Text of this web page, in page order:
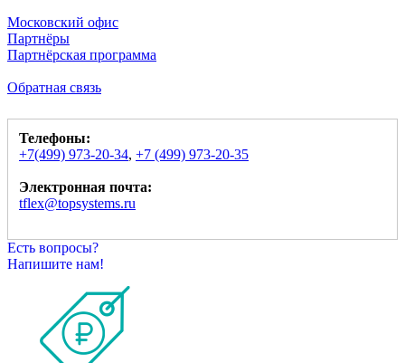
Московский офис
Партнёры
Партнёрская программа
Обратная связь
Телефоны:
+7(499) 973-20-34, +7 (499) 973-20-35
Электронная почта:
tflex@topsystems.ru
Есть вопросы?
Напишите нам!